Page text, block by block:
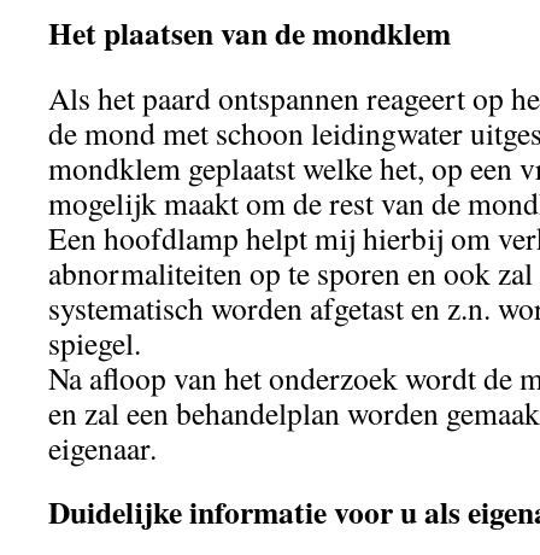
Het plaatsen van de mondklem
Als het paard ontspannen reageert op
de mond met schoon leidingwater
mondklem geplaatst welke het, op een
mogelijk maakt om de rest van de
Een hoofdlamp helpt mij hierbij om
abnormaliteiten op te sporen en ook
systematisch worden afgetast en z.n.
spiegel.
Na afloop van het onderzoek wordt de
en zal een behandelplan worden
eigenaar.
Duidelijke informatie voor u als